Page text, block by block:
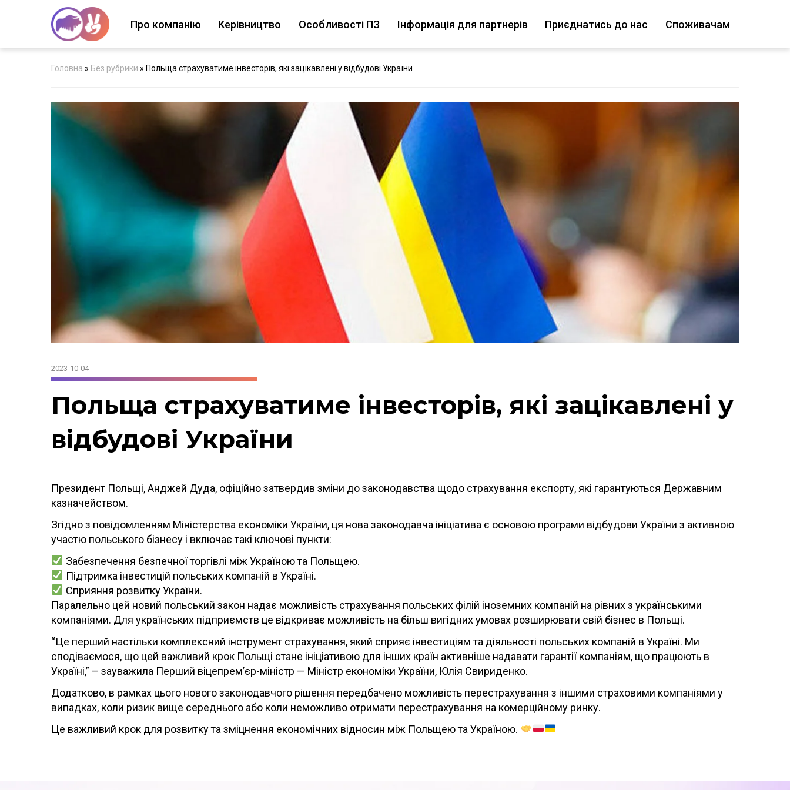
Про компанію Керівництво Особливості ПЗ Інформація для партнерів Приєднатись до нас Споживачам
Головна » Без рубрики » Польща страхуватиме інвесторів, які зацікавлені у відбудові України
2023-10-04
Польща страхуватиме інвесторів, які зацікавлені у
відбудові України
Президент Польщі, Анджей Дуда, офіційно затвердив зміни до законодавства щодо страхування експорту, які гарантуються Державним
казначейством.
Згідно з повідомленням Міністерства економіки України, ця нова законодавча ініціатива є основою програми відбудови України з активною
участю польського бізнесу і включає такі ключові пункти:
Забезпечення безпечної торгівлі між Україною та Польщею.
Підтримка інвестицій польських компаній в Україні.
Сприяння розвитку України.
Паралельно цей новий польський закон надає можливість страхування польських філій іноземних компаній на рівних з українськими
компаніями. Для українських підприємств це відкриває можливість на більш вигідних умовах розширювати свій бізнес в Польщі.
“Це перший настільки комплексний інструмент страхування, який сприяє інвестиціям та діяльності польських компаній в Україні. Ми
сподіваємося, що цей важливий крок Польщі стане ініціативою для інших країн активніше надавати гарантії компаніям, що працюють в
Україні,” – зауважила Перший віцепрем’єр-міністр — Міністр економіки України, Юлія Свириденко.
Додатково, в рамках цього нового законодавчого рішення передбачено можливість перестрахування з іншими страховими компаніями у
випадках, коли ризик вище середнього або коли неможливо отримати перестрахування на комерційному ринку.
Це важливий крок для розвитку та зміцнення економічних відносин між Польщею та Україною.